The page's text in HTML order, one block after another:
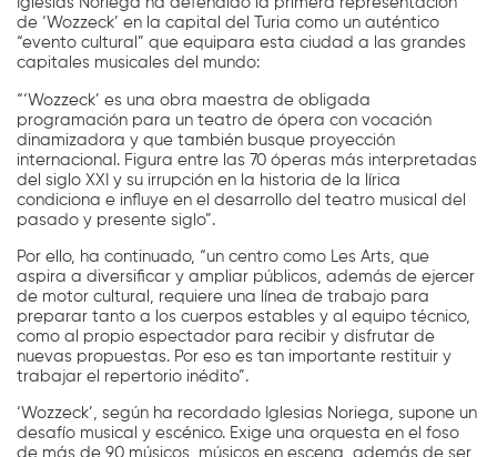
de ‘Wozzeck’ en la capital del Turia como un auténtico
“evento cultural” que equipara esta ciudad a las grandes
capitales musicales del mundo:
“‘Wozzeck’ es una obra maestra de obligada
programación para un teatro de ópera con vocación
dinamizadora y que también busque proyección
internacional. Figura entre las 70 óperas más interpretadas
del siglo XXI y su irrupción en la historia de la lírica
condiciona e influye en el desarrollo del teatro musical del
pasado y presente siglo”.
Por ello, ha continuado, “un centro como Les Arts, que
aspira a diversificar y ampliar públicos, además de ejercer
de motor cultural, requiere una línea de trabajo para
preparar tanto a los cuerpos estables y al equipo técnico,
como al propio espectador para recibir y disfrutar de
nuevas propuestas. Por eso es tan importante restituir y
trabajar el repertorio inédito”.
‘Wozzeck’, según ha recordado Iglesias Noriega, supone un
desafío musical y escénico. Exige una orquesta en el foso
de más de 90 músicos, músicos en escena, además de ser